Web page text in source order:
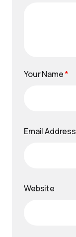
Your Name*
Email Address
Website